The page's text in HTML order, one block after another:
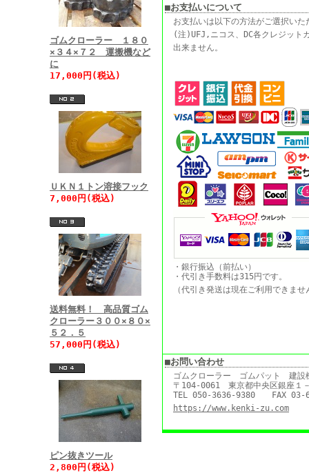
ゴムクローラー １８０
×３４×７２ 運搬機など
に
17,000円(税込)
ＵＫＮ１トン溶接フック
7,000円(税込)
送料無料！ 高品質ゴム
クローラー３００×８０×
５２．５
57,000円(税込)
ピン抜きツール
2,800円(税込)
■お支払いについて
お支払いは以下の方法がご選択いた
(注)UFJ,ニコス、DC各クレジット
出来ません。
・銀行振込（前払い）
・代引き手数料は315円です。
（代引き発送は現在ご利用できま
■お問い合わせ
ゴムクローラー ゴムパット 建
〒104-0061 東京都中央区銀座１
TEL 050-3636-9380 FAX 03-
https://www.kenki-zu.com